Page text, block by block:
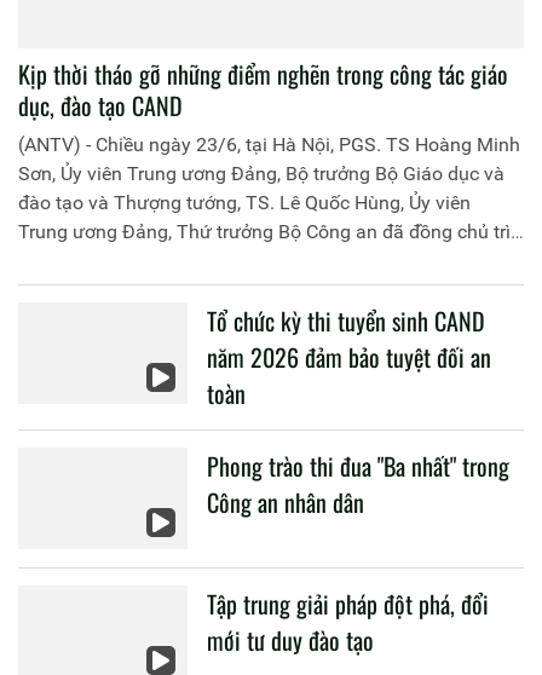
Kịp thời tháo gỡ những điểm nghẽn trong công tác giáo
dục, đào tạo CAND
(ANTV) - Chiều ngày 23/6, tại Hà Nội, PGS. TS Hoàng Minh
Sơn, Ủy viên Trung ương Đảng, Bộ trưởng Bộ Giáo dục và
đào tạo và Thượng tướng, TS. Lê Quốc Hùng, Ủy viên
Trung ương Đảng, Thứ trưởng Bộ Công an đã đồng chủ trì
liên quan đến công tác giáo dục và đào tạo của lực lượng
Tổ chức kỳ thi tuyển sinh CAND
năm 2026 đảm bảo tuyệt đối an
toàn
Phong trào thi đua "Ba nhất" trong
Công an nhân dân
Tập trung giải pháp đột phá, đổi
mới tư duy đào tạo